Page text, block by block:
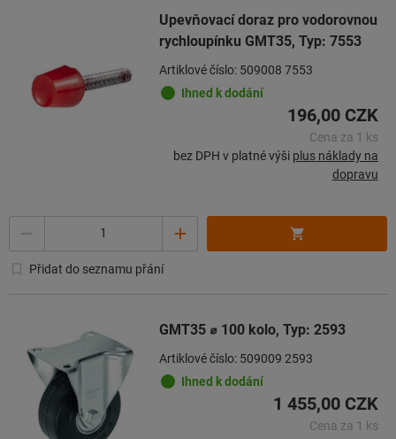
Upevňovací doraz pro vodorovnou
rychloupínku GMT35, Typ: 7553
Artiklové číslo: 509008 7553
Ihned k dodání
196,00 CZK
Cena za 1 ks
bez DPH v platné výši plus náklady na
dopravu
Přidat do seznamu přání
GMT35 ⌀ 100 kolo, Typ: 2593
Artiklové číslo: 509009 2593
Ihned k dodání
1 455,00 CZK
Cena za 1 ks